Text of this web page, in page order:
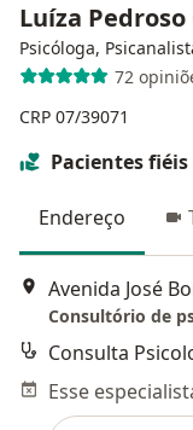
Luíza Pedroso
Psicóloga,
72
CRP 07/39071
Pacientes fiéis
Endereço
Consultório de
Consulta